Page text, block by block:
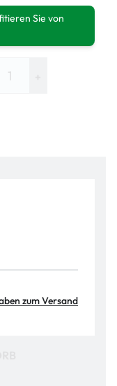
Sie von
zum Versand